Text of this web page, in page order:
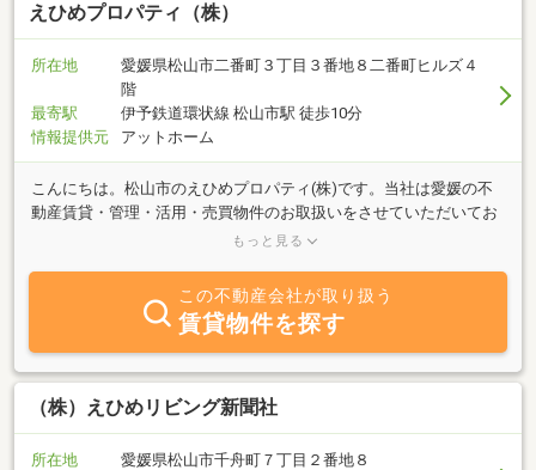
えひめプロパティ（株）
所在地
愛媛県松山市二番町３丁目３番地８二番町ヒルズ４
階
最寄駅
伊予鉄道環状線 松山市駅 徒歩10分
情報提供元
アットホーム
こんにちは。松山市のえひめプロパティ(株)です。当社は愛媛の不
動産賃貸・管理・活用・売買物件のお取扱いをさせていただいてお
ります。不動産を「借りる」「買う」「貸す」「売る」・・・ｅｔ
なご相談に対応させて頂きます。愛媛の不動産の事ならえひめプロ
パティ(株)にお任せ下さい！！
もっと見る
この不動産会社が取り扱う
賃貸物件を探す
（株）えひめリビング新聞社
所在地
愛媛県松山市千舟町７丁目２番地８